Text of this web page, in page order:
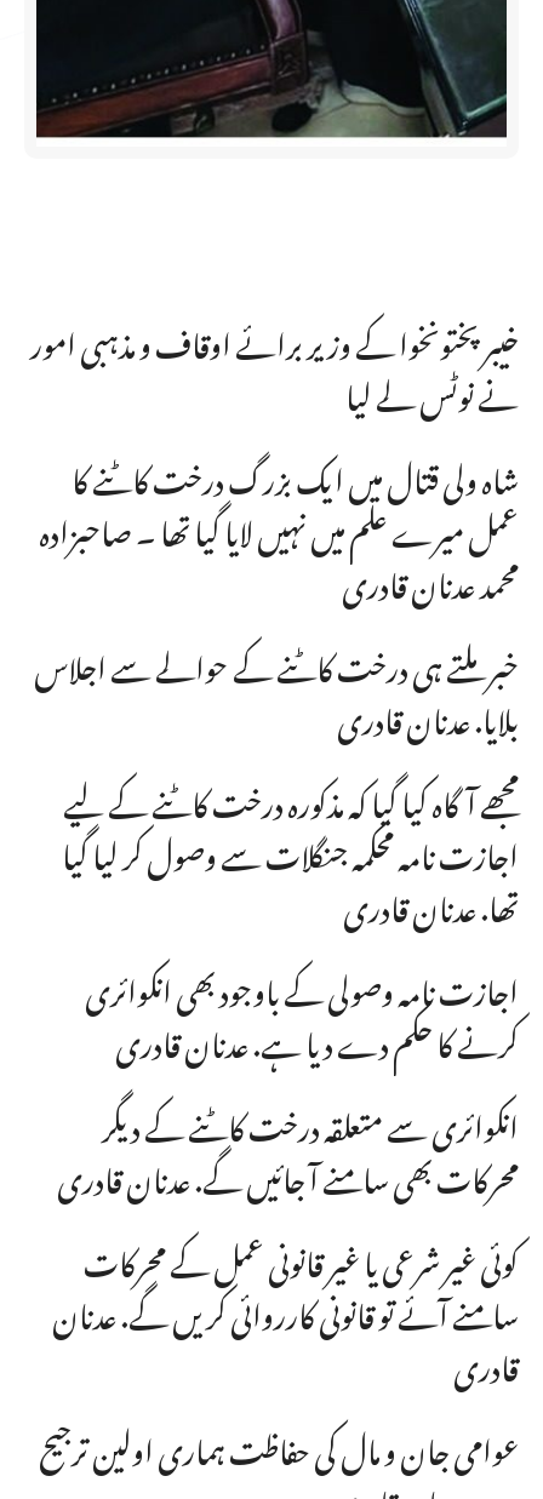
خیبرپختونخوا کے وزیر برائے اوقاف و مذہبی امور
نے نوٹس لے لیا
شاہ ولی قتال میں ایک بزرگ درخت کاٹنے کا
عمل میرے علم میں نہیں لایا گیا تھا ۔ صاحبزادہ
محمد عدنان قادری
خبر ملتے ہی درخت کاٹنے کے حوالے سے اجلاس
بلایا. عدنان قادری
مجھے آگاہ کیا گیا کہ مذکورہ درخت کاٹنے کے لیے
اجازت نامہ محکمہ جنگلات سے وصول کر لیا گیا
تھا. عدنان قادری
اجازت نامہ وصولی کے باوجود بھی انکوائری
کرنے کا حکم دے دیا ہے. عدنان قادری
انکوائری سے متعلقہ درخت کاٹنے کے دیگر
محرکات بھی سامنے آ جائیں گے. عدنان قادری
کوئی غیر شرعی یا غیر قانونی عمل کے محرکات
سامنے آئے تو قانونی کارروائی کریں گے. عدنان
قادری
عوامی جان و مال کی حفاظت ہماری اولین ترجیح